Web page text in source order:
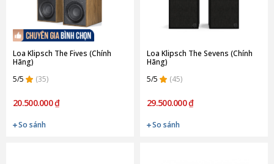
Loa Klipsch The Fives (Chính
Hãng)
5/5
(35)
20.500.000 ₫
So sánh
Loa Klipsch The Sevens (Chính
Hãng)
5/5
(45)
29.500.000 ₫
So sánh